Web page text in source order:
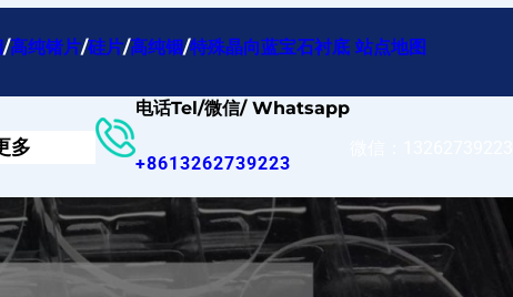
/高纯锗片/硅片/高纯铟/特殊晶向蓝宝石衬底 站点地图
多
电话Tel/微信/ Whatsapp
+8613262739223